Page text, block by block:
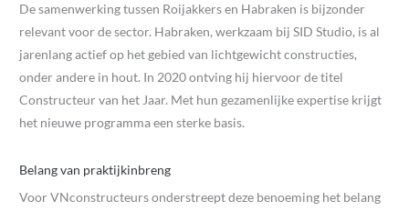
De samenwerking tussen Roijakkers en Habraken is bijzonder
relevant voor de sector. Habraken, werkzaam bij SID Studio, is al
jarenlang actief op het gebied van lichtgewicht constructies,
onder andere in hout. In 2020 ontving hij hiervoor de titel
Constructeur van het Jaar. Met hun gezamenlijke expertise krijgt
het nieuwe programma een sterke basis.
Belang van praktijkinbreng
Voor VNconstructeurs onderstreept deze benoeming het belang